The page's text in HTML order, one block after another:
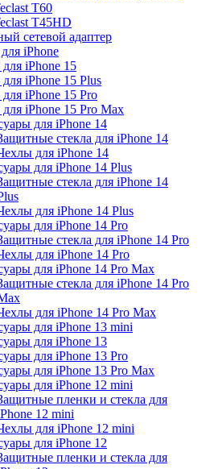
T60
T45HD
сетевой адаптер
iPhone
iPhone 15
iPhone 15 Plus
iPhone 15 Pro
iPhone 15 Pro Max
для iPhone 14
стекла для iPhone 14
для iPhone 14
для iPhone 14 Plus
стекла для iPhone 14
для iPhone 14 Plus
для iPhone 14 Pro
стекла для iPhone 14 Pro
для iPhone 14 Pro
для iPhone 14 Pro Max
стекла для iPhone 14 Pro
для iPhone 14 Pro Max
для iPhone 13 mini
для iPhone 13
для iPhone 13 Pro
для iPhone 13 Pro Max
для iPhone 12 mini
пленки и стекла для
12 mini
для iPhone 12 mini
для iPhone 12
пленки и стекла для